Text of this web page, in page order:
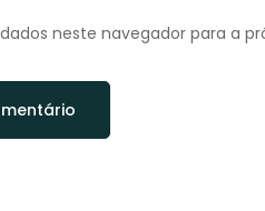
neste navegador para a